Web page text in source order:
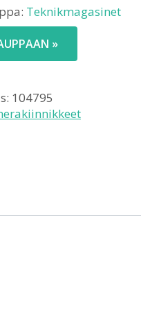
Teknikmagasinet
»
104795